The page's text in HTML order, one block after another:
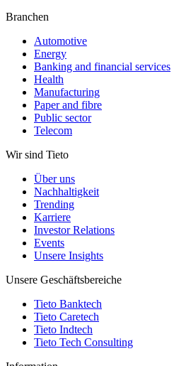
Branchen
Automotive
Energy
Banking and financial services
Health
Manufacturing
Paper and fibre
Public sector
Telecom
Wir sind Tieto
Über uns
Nachhaltigkeit
Trending
Karriere
Investor Relations
Events
Unsere Insights
Unsere Geschäftsbereiche
Tieto Banktech
Tieto Caretech
Tieto Indtech
Tieto Tech Consulting